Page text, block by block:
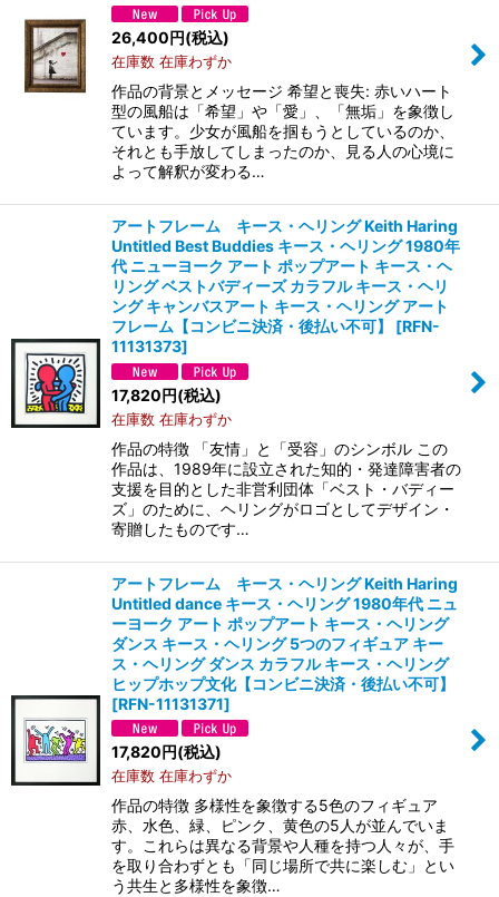
26,400円(税込)
在庫数 在庫わずか
作品の背景とメッセージ 希望と喪失: 赤いハート
型の風船は「希望」や「愛」、「無垢」を象徴し
ています。少女が風船を掴もうとしているのか、
それとも手放してしまったのか、見る人の心境に
よって解釈が変わる…
アートフレーム キース・ヘリング Keith Haring
Untitled Best Buddies キース・ヘリング 1980年
代 ニューヨーク アート ポップアート キース・ヘ
リング ベストバディーズ カラフル キース・ヘリ
ング キャンバスアート キース・ヘリング アート
フレーム【コンビニ決済・後払い不可】
[RFN-
11131373]
17,820円(税込)
在庫数 在庫わずか
作品の特徴 「友情」と「受容」のシンボル この
作品は、1989年に設立された知的・発達障害者の
支援を目的とした非営利団体「ベスト・バディー
ズ」のために、ヘリングがロゴとしてデザイン・
寄贈したものです…
アートフレーム キース・ヘリング Keith Haring
Untitled dance キース・ヘリング 1980年代 ニュ
ーヨーク アート ポップアート キース・ヘリング
ダンス キース・ヘリング 5つのフィギュア キー
ス・ヘリング ダンス カラフル キース・ヘリング
ヒップホップ文化【コンビニ決済・後払い不可】
[RFN-11131371]
17,820円(税込)
在庫数 在庫わずか
作品の特徴 多様性を象徴する5色のフィギュア
赤、水色、緑、ピンク、黄色の5人が並んでいま
す。これらは異なる背景や人種を持つ人々が、手
を取り合わずとも「同じ場所で共に楽しむ」とい
う共生と多様性を象徴…